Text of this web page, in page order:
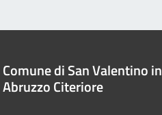
Comune di San Valentino in
Abruzzo Citeriore